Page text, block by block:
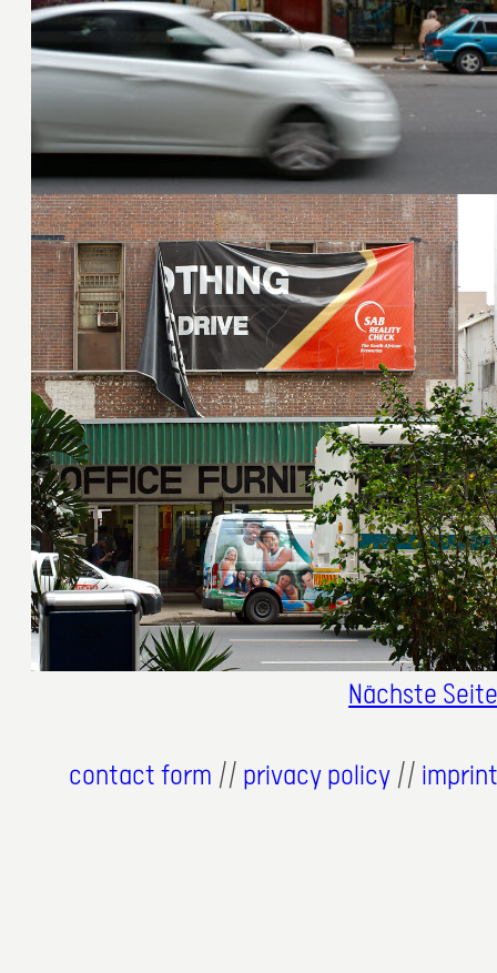
26. Februar 2015
Nächste
contact form // privacy policy //